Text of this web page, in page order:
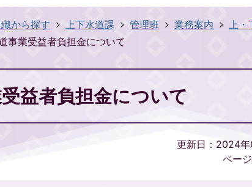
から探す 上下水道課 管理班 業務案内 上・
事業受益者負担金について
益者負担金について
更新日：2024年
ペー